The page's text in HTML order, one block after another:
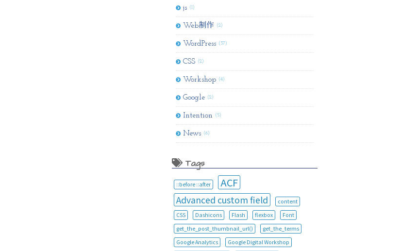
js (1)
Web制作 (2)
WordPress (37)
CSS (2)
Workshop (4)
Google (2)
Intention (5)
News (6)
Tags
::before ::after ACF
Advanced custom field
content
CSS
Dashicons Flash flexbox
Font
get_the_post_thumbnail_url()
get_the_terms
Google Analytics
Google Digital Workshop